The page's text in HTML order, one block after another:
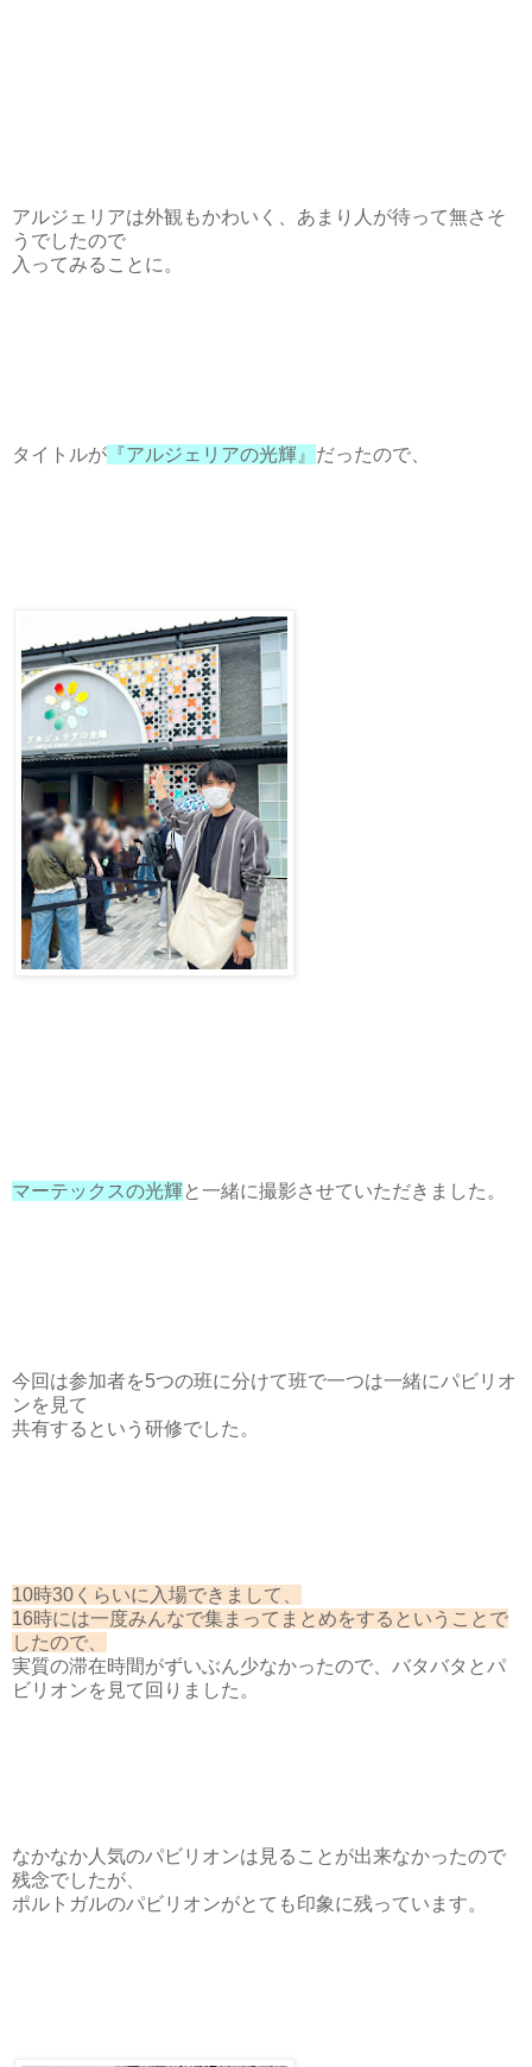
アルジェリアは外観もかわいく、あまり人が待って無さそ
うでしたので
入ってみることに。
タイトルが 『アルジェリアの光輝』 だったので、
マーテックスの光輝と一緒に撮影させていただきました。
今回は参加者を5つの班に分けて班で一つは一緒にパビリオ
ンを見て
共有するという研修でした。
10時30くらいに入場できまして、
16時には一度みんなで集まってまとめをするということで
したので、
実質の滞在時間がずいぶん少なかったので、バタバタとパ
ビリオンを見て回りました。
なかなか人気のパビリオンは見ることが出来なかったので
残念でしたが、
ポルトガルのパビリオンがとても印象に残っています。